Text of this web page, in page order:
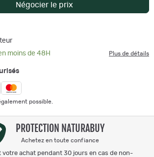
Négocier le prix
moins de 48H
Plus de détails
possible.
PROTECTION NATURABUY
Achetez en toute confiance
votre achat pendant 30 jours en cas de non-